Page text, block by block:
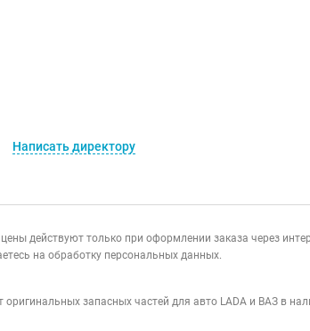
Написать директору
действуют только при оформлении заказа через
на обработку персональных данных.
запасных частей для авто LADA и ВАЗ в